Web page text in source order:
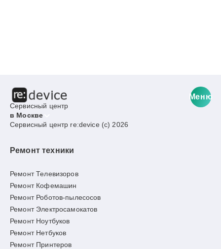
Сервисный центр
в Москве
Меню
Сервисный центр re:device (c) 2026
Ремонт техники
Ремонт Телевизоров
Ремонт Кофемашин
Ремонт Роботов-пылесосов
Ремонт Электросамокатов
Ремонт Ноутбуков
Ремонт Нетбуков
Ремонт Принтеров